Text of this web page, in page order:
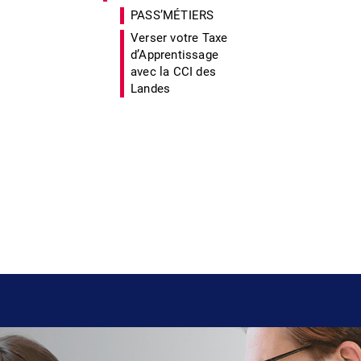
PASS’MÉTIERS
Verser votre Taxe
d’Apprentissage
avec la CCI des
Landes